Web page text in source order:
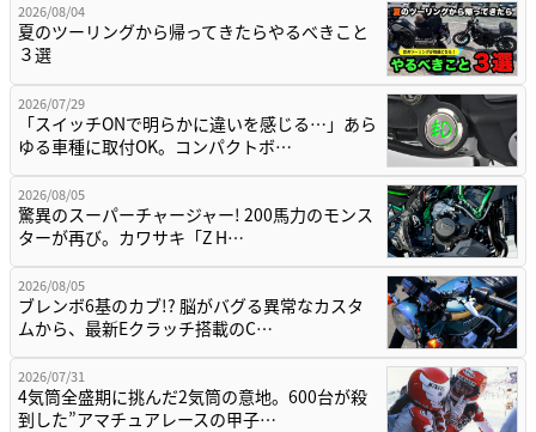
2026/08/04
夏のツーリングから帰ってきたらやるべきこと
３選
2026/07/29
「スイッチONで明らかに違いを感じる…」あら
ゆる車種に取付OK。コンパクトボ…
2026/08/05
驚異のスーパーチャージャー! 200馬力のモンス
ターが再び。カワサキ「Z H…
2026/08/05
ブレンボ6基のカブ!? 脳がバグる異常なカスタ
ムから、最新Eクラッチ搭載のC…
2026/07/31
4気筒全盛期に挑んだ2気筒の意地。600台が殺
到した”アマチュアレースの甲子…